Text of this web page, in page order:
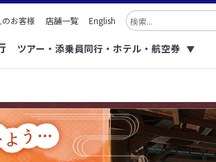
お客様 店舗一覧 English
ツアー・添乗員同行・ホテル・航空券 ▼